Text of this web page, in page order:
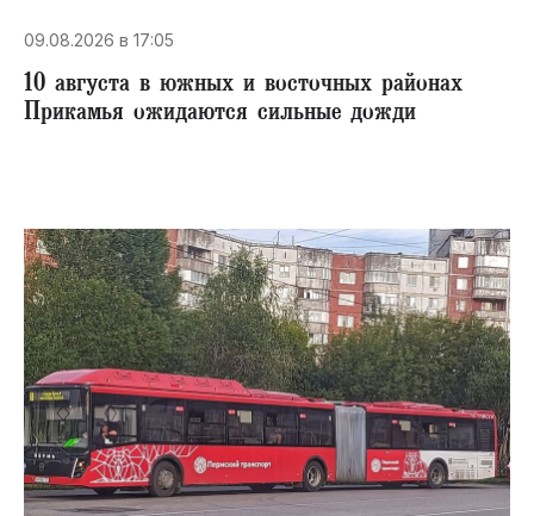
09.08.2026 в 17:05
10 августа в южных и восточных районах
Прикамья ожидаются сильные дожди